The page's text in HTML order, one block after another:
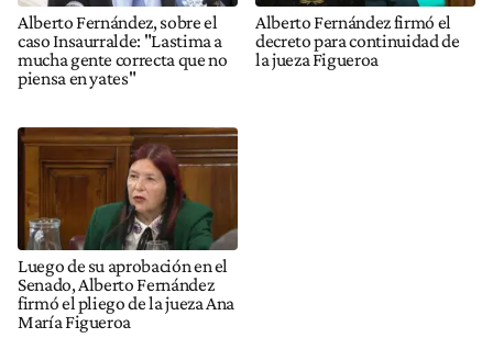
Alberto Fernández, sobre el
caso Insaurralde: "Lastima a
mucha gente correcta que no
piensa en yates"
Alberto Fernández firmó el
decreto para continuidad de
la jueza Figueroa
Luego de su aprobación en el
Senado, Alberto Fernández
firmó el pliego de la jueza Ana
María Figueroa